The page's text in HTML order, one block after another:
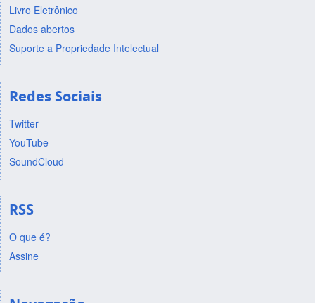
Livro Eletrônico
Dados abertos
Suporte a Propriedade Intelectual
Redes Sociais
Twitter
YouTube
SoundCloud
RSS
O que é?
Assine